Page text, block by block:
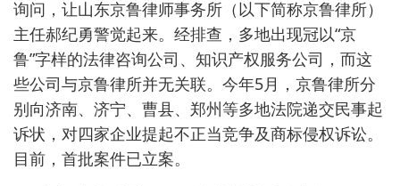
询问，让山东京鲁律师事务所（以下简称京鲁律所）
主任郝纪勇警觉起来。经排查，多地出现冠以“京
鲁”字样的法律咨询公司、知识产权服务公司，而这
些公司与京鲁律所并无关联。今年5月，京鲁律所分
别向济南、济宁、曹县、郑州等多地法院递交民事起
诉状，对四家企业提起不正当竞争及商标侵权诉讼。
目前，首批案件已立案。